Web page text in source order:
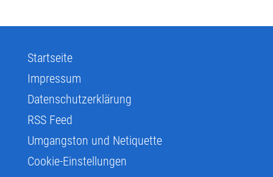
Startseite
Impressum
Datenschutzerklärung
RSS Feed
Umgangston und Netiquette
Cookie-Einstellungen